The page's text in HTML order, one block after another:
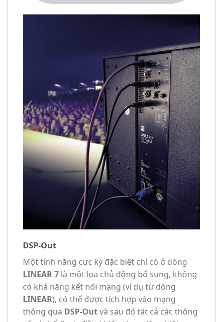
DSP-Out
Một tính năng cực kỳ đặc biệt chỉ có ở dòng
LINEAR 7 là một loa chủ động bổ sung, không
có khả năng kết nối mạng (ví dụ từ dòng
LINEAR), có thể được tích hợp vào mạng
thông qua DSP-Outvà sau đó tất cả các thông